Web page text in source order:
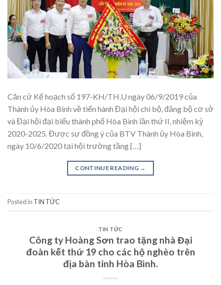
Căn cứ Kế hoạch số 197-KH/TH.U ngày 06/9/2019 của
Thành ủy Hòa Bình về tiến hành Đại hội chi bộ, đảng bộ cơ sở
và Đại hội đại biểu thành phố Hòa Bình lần thứ II, nhiệm kỳ
2020-2025. Được sự đồng ý của BTV Thành ủy Hòa Bình,
ngày 10/6/2020 tại hội trường tầng […]
CONTINUE READING →
Posted in TIN TỨC
TIN TỨC
Công ty Hoàng Sơn trao tặng nhà Đại
đoàn kết thứ 19 cho các hộ nghèo trên
địa bàn tỉnh Hòa Bình.